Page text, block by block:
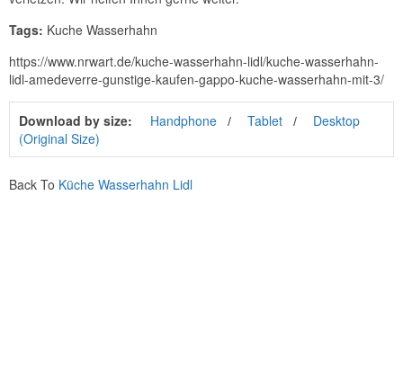
Tags: Kuche Wasserhahn
https://www.nrwart.de/kuche-wasserhahn-lidl/kuche-wasserhahn-
lidl-amedeverre-gunstige-kaufen-gappo-kuche-wasserhahn-mit-3/
Download by size: Handphone Tablet
Desktop
(Original Size)
Back To Küche Wasserhahn Lidl